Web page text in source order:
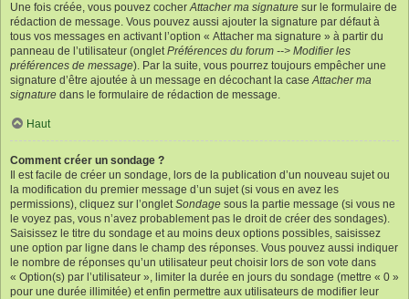
Une fois créée, vous pouvez cocherAttacher ma signature sur le formulaire de
rédaction de message. Vous pouvez aussi ajouter la signature par défaut à
tous vos messages en activant l’option « Attacher ma signature » à partir du
panneau de l’utilisateur (ongletPréférences du forum --> Modifier les
préférences de message). Par la suite, vous pourrez toujours empêcher une
signature d’être ajoutée à un message en décochant la caseAttacher ma
signature dans le formulaire de rédaction de message.
Haut
Comment créer un sondage ?
Il est facile de créer un sondage, lors de la publication d’un nouveau sujet ou
la modification du premier message d’un sujet (si vous en avez les
permissions), cliquez sur l’ongletSondage sous la partie message (si vous ne
le voyez pas, vous n’avez probablement pas le droit de créer des sondages).
Saisissez le titre du sondage et au moins deux options possibles, saisissez
une option par ligne dans le champ des réponses. Vous pouvez aussi indiquer
le nombre de réponses qu’un utilisateur peut choisir lors de son vote dans
« Option(s) par l’utilisateur », limiter la durée en jours du sondage (mettre « 0 »
pour une durée illimitée) et enfin permettre aux utilisateurs de modifier leur